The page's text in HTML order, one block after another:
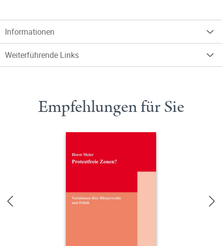
Informationen
Weiterführende Links
Empfehlungen für Sie